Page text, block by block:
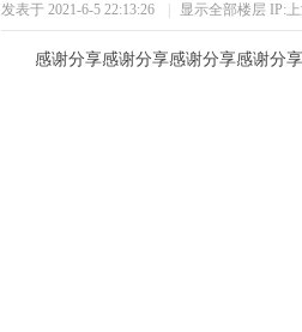
发表于 2021-6-5 22:13:26 显示全部楼层 IP:
感谢分享感谢分享感谢分享感谢分